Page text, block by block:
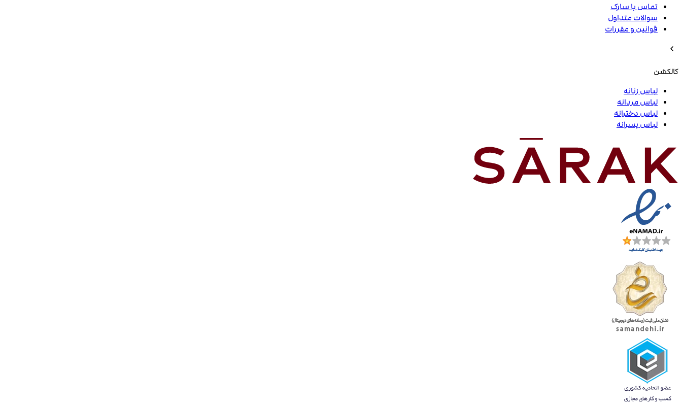
تماس با سارک
سوالات متداول
قوانین و مقررات
کالکشن
لباس زنانه
لباس مردانه
لباس دخترانه
لباس پسرانه